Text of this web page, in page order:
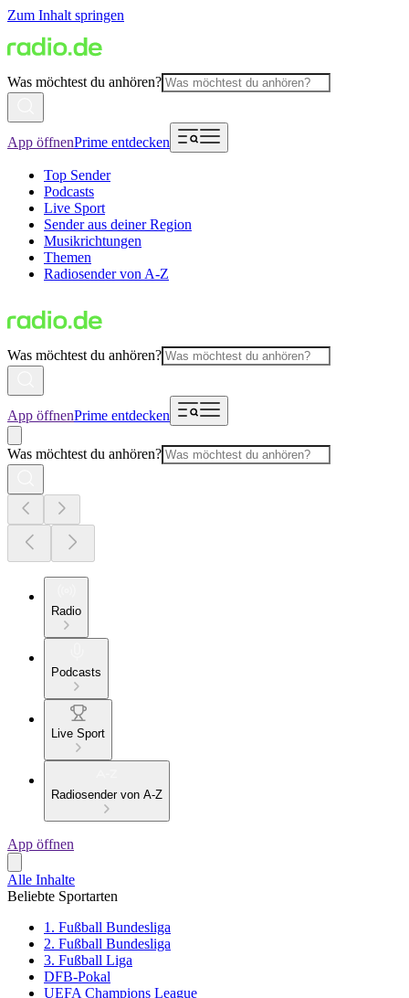
Zum Inhalt springen
Was möchtest du anhören?
App öffnenPrime entdecken
Top Sender
Podcasts
Live Sport
Sender aus deiner Region
Musikrichtungen
Themen
Radiosender von A-Z
Was möchtest du anhören?
App öffnenPrime entdecken
Was möchtest du anhören?
Radio
Podcasts
Live Sport
Radiosender von A-Z
App öffnen
Alle Inhalte
Beliebte Sportarten
1. Fußball Bundesliga
2. Fußball Bundesliga
3. Fußball Liga
DFB-Pokal
UEFA Champions League